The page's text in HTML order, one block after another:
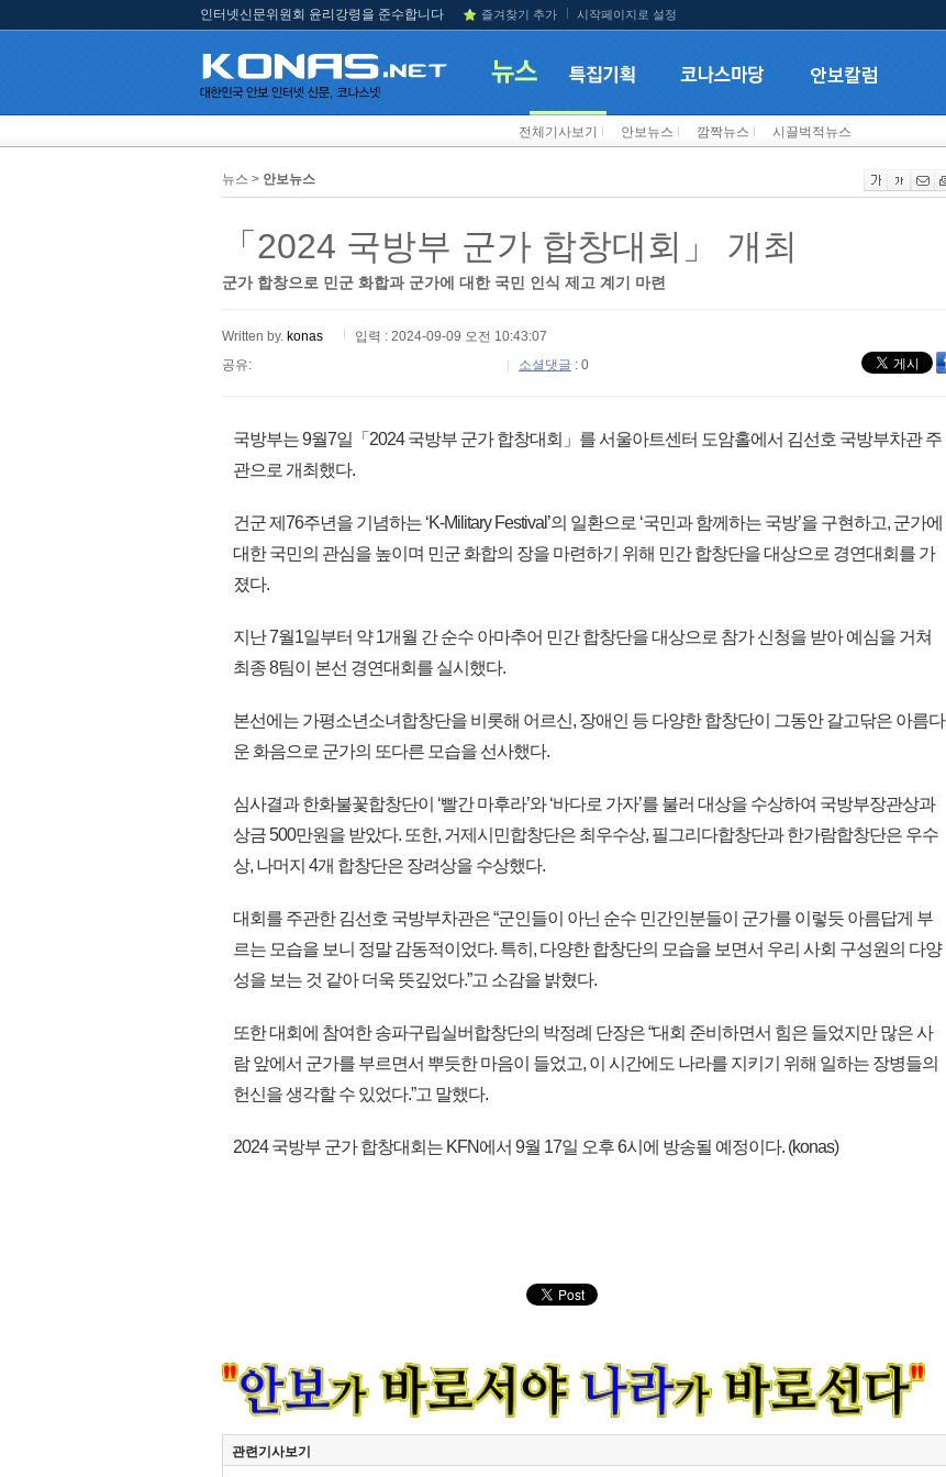
인터넷신문위원회 윤리강령을 준수합니다 즐겨찾기 추가 시작페이지로 설정
전체기사보기 안보뉴스 깜짝뉴스 시끌벅적뉴스
뉴스 > 안보뉴스
「2024 국방부 군가 합창대회」 개최
군가 합창으로 민군 화합과 군가에 대한 국민 인식 제고 계기 마련
Written by. konas
입력 : 2024-09-09 오전 10:43:07
공유:
소셜댓글 : 0
국방부는 9월7일「2024 국방부 군가 합창대회」를 서울아트센터 도암홀에서 김선호 국방부차관 주
관으로 개최했다.
건군 제76주년을 기념하는 ‘K-Military Festival’의 일환으로 ‘국민과 함께하는 국방’을 구현하고, 군가에
대한 국민의 관심을 높이며 민군 화합의 장을 마련하기 위해 민간 합창단을 대상으로 경연대회를 가
졌다.
지난 7월1일부터 약 1개월 간 순수 아마추어 민간 합창단을 대상으로 참가 신청을 받아 예심을 거쳐
최종 8팀이 본선 경연대회를 실시했다.
본선에는 가평소년소녀합창단을 비롯해 어르신, 장애인 등 다양한 합창단이 그동안 갈고닦은 아름다
운 화음으로 군가의 또다른 모습을 선사했다.
심사결과 한화불꽃합창단이 ‘빨간 마후라’와 ‘바다로 가자’를 불러 대상을 수상하여 국방부장관상과
상금 500만원을 받았다. 또한, 거제시민합창단은 최우수상, 필그리다합창단과 한가람합창단은 우수
상, 나머지 4개 합창단은 장려상을 수상했다.
대회를 주관한 김선호 국방부차관은 “군인들이 아닌 순수 민간인분들이 군가를 이렇듯 아름답게 부
르는 모습을 보니 정말 감동적이었다. 특히, 다양한 합창단의 모습을 보면서 우리 사회 구성원의 다양
성을 보는 것 같아 더욱 뜻깊었다.”고 소감을 밝혔다.
또한 대회에 참여한 송파구립실버합창단의 박정례 단장은 “대회 준비하면서 힘은 들었지만 많은 사
람 앞에서 군가를 부르면서 뿌듯한 마음이 들었고, 이 시간에도 나라를 지키기 위해 일하는 장병들의
헌신을 생각할 수 있었다.”고 말했다.
2024 국방부 군가 합창대회는 KFN에서 9월 17일 오후 6시에 방송될 예정이다. (konas)
관련기사보기